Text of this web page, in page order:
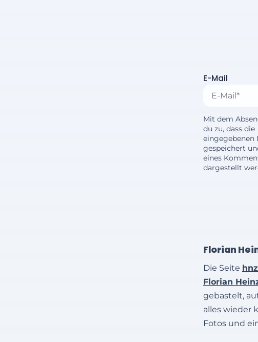
E-Mail
Mit dem
du zu, dass die
eingegebenen
gespeichert
eines
dargestellt
Florian
Die Seite
Florian
gebastelt,
alles wieder
Fotos und